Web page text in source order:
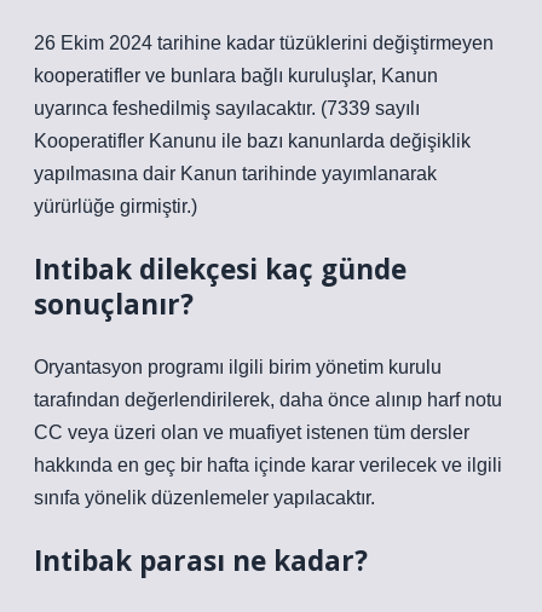
26 Ekim 2024 tarihine kadar tüzüklerini değiştirmeyen
kooperatifler ve bunlara bağlı kuruluşlar, Kanun
uyarınca feshedilmiş sayılacaktır. (7339 sayılı
Kooperatifler Kanunu ile bazı kanunlarda değişiklik
yapılmasına dair Kanun tarihinde yayımlanarak
yürürlüğe girmiştir.)
Intibak dilekçesi kaç günde
sonuçlanır?
Oryantasyon programı ilgili birim yönetim kurulu
tarafından değerlendirilerek, daha önce alınıp harf notu
CC veya üzeri olan ve muafiyet istenen tüm dersler
hakkında en geç bir hafta içinde karar verilecek ve ilgili
sınıfa yönelik düzenlemeler yapılacaktır.
Intibak parası ne kadar?